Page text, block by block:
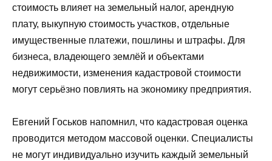
стоимость влияет на земельный налог, арендную
плату, выкупную стоимость участков, отдельные
имущественные платежи, пошлины и штрафы. Для
бизнеса, владеющего землёй и объектами
недвижимости, изменения кадастровой стоимости
могут серьёзно повлиять на экономику предприятия.
Евгений Госьков напомнил, что кадастровая оценка
проводится методом массовой оценки. Специалисты
не могут индивидуально изучить каждый земельный